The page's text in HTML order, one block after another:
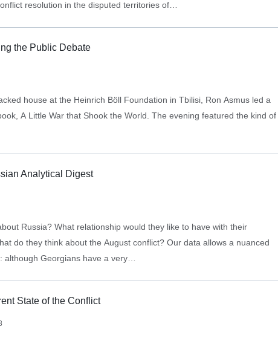
resolution in the disputed territories of…
the Public Debate
house at the Heinrich Böll Foundation in Tbilisi, Ron Asmus led a
A Little War that Shook the World. The evening featured the kind of
Analytical Digest
Russia? What relationship would they like to have with their
do they think about the August conflict? Our data allows a nuanced
although Georgians have a very…
State of the Conflict